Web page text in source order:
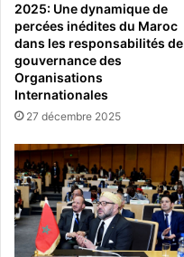
2025: Une dynamique de
percées inédites du Maroc
dans les responsabilités de
gouvernance des
Organisations
Internationales
27 décembre 2025